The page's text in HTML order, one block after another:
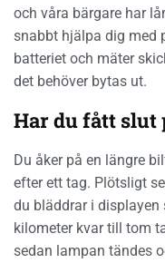
och våra bärgare har
snabbt hjälpa dig med
batteriet och mäter
det behöver bytas ut.
Har du fått slut
Du åker på en längre
efter ett tag. Plötsligt
du bläddrar i displayen
kilometer kvar till tom
sedan lampan tändes